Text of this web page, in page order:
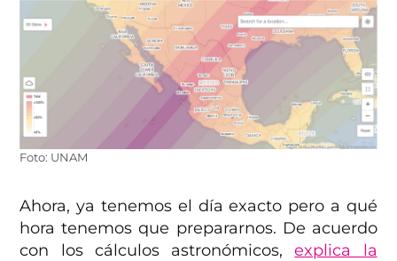
Foto: UNAM
Ahora, ya tenemos el día exacto pero a qué
hora tenemos que prepararnos. De acuerdo
con los cálculos astronómicos,explica la